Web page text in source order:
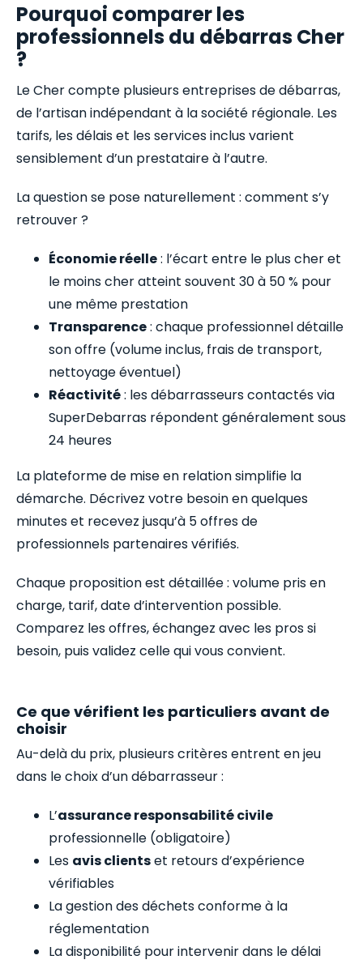
Pourquoi comparer les
professionnels du débarras Cher
?
Le Cher compte plusieurs entreprises de débarras,
de l’artisan indépendant à la société régionale. Les
tarifs, les délais et les services inclus varient
sensiblement d’un prestataire à l’autre.
La question se pose naturellement : comment s’y
retrouver ?
Économie réelle: l’écart entre le plus cher et
le moins cher atteint souvent 30 à 50 % pour
une même prestation
Transparence: chaque professionnel détaille
son offre (volume inclus, frais de transport,
nettoyage éventuel)
Réactivité: les débarrasseurs contactés via
SuperDebarras répondent généralement sous
24 heures
La plateforme de mise en relation simplifie la
démarche. Décrivez votre besoin en quelques
minutes et recevez jusqu’à 5 offres de
professionnels partenaires vérifiés.
Chaque proposition est détaillée : volume pris en
charge, tarif, date d’intervention possible.
Comparez les offres, échangez avec les pros si
besoin, puis validez celle qui vous convient.
Ce que vérifient les particuliers avant de
choisir
Au-delà du prix, plusieurs critères entrent en jeu
dans le choix d’un débarrasseur :
L’assurance responsabilité civile
professionnelle (obligatoire)
Les avis clientset retours d’expérience
vérifiables
La gestion des déchets conforme à la
réglementation
La disponibilité pour intervenir dans le délai